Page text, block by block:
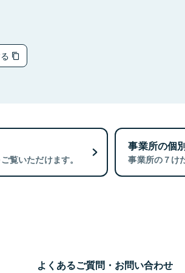
覧いただけます。
事業所の個
事業所の７け
よくあるご質問・お問い合わせ